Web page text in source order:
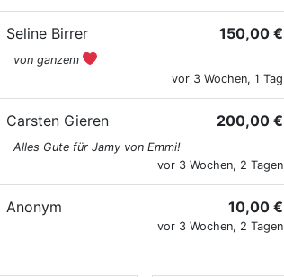
Seline Birrer 150,00 €
von ganzem
vor 3 Wochen, 1 Tag
Carsten Gieren 200,00 €
Alles Gute für Jamy von Emmi!
vor 3 Wochen, 2 Tagen
Anonym 10,00 €
vor 3 Wochen, 2 Tagen